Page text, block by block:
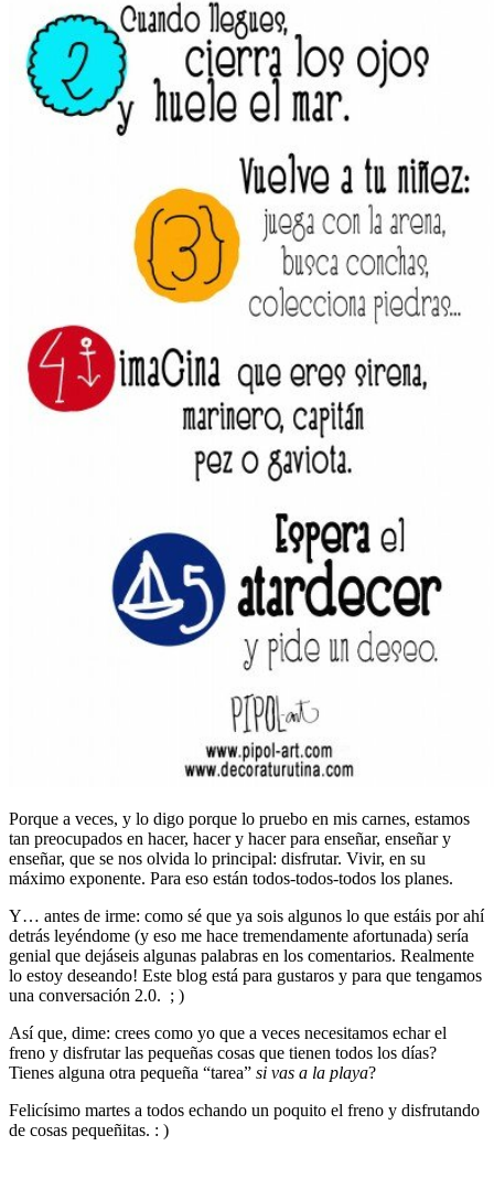
Porque a veces, y lo digo porque lo pruebo en mis carnes, estamos
tan preocupados en hacer, hacer y hacer para enseñar, enseñar y
enseñar, que se nos olvida lo principal: disfrutar. Vivir, en su
máximo exponente. Para eso están todos-todos-todos los planes.
Y… antes de irme: como sé que ya sois algunos lo que estáis por ahí
detrás leyéndome (y eso me hace tremendamente afortunada) sería
genial que dejáseis algunas palabras en los comentarios. Realmente
lo estoy deseando! Este blog está para gustaros y para que tengamos
una conversación 2.0. ; )
Así que, dime: crees como yo que a veces necesitamos echar el
freno y disfrutar las pequeñas cosas que tienen todos los días?
Tienes alguna otra pequeña “tarea” si vas a la playa?
Felicísimo martes a todos echando un poquito el freno y disfrutando
de cosas pequeñitas. : )